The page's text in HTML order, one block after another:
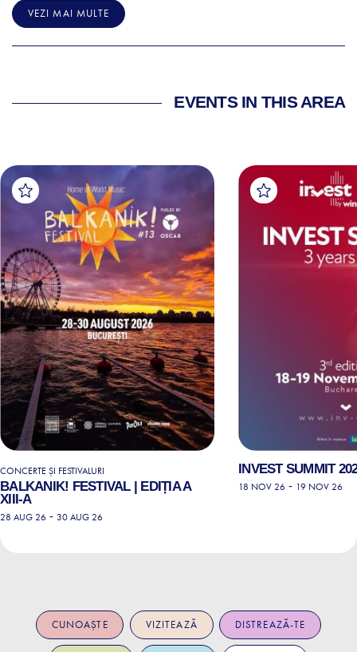
VEZI MAI MULTE
EVENTS IN THIS AREA
CONCERTE ȘI FESTIVALURI
BALKANIK! FESTIVAL | EDIȚIA A
XIII-A
28 AUG 26 - 30 AUG 26
INVEST SUMMIT
18 NOV 26 - 19 NOV 26
CUNOAȘTE VIZITEAZĂ DISTREAZĂ-TE